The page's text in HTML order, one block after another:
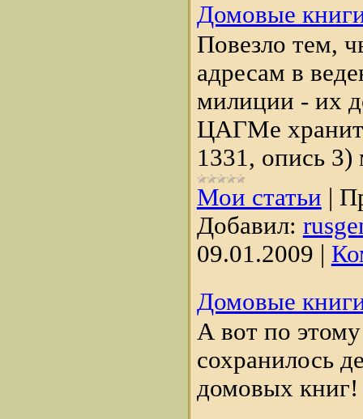
Домовые
Повезло тем,
адресам в
милиции - их
ЦАГМе
1331, опись
Мои статьи
Добавил:
09.01.2009
Домовые
А вот по
сохранилось
домовых книг!